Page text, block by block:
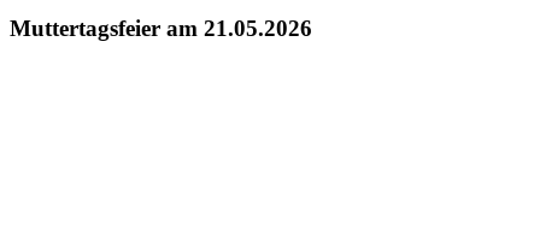
Muttertagsfeier am 21.05.2026